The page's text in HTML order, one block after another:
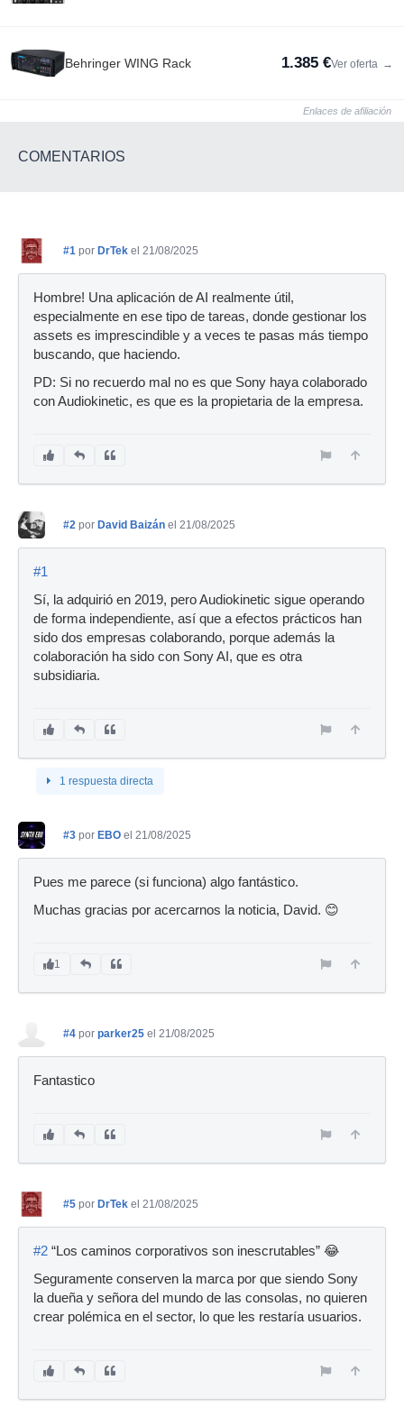
Behringer WING Rack 1.385 €Ver oferta →
Enlaces de afiliación
COMENTARIOS
#1 por DrTek el 21/08/2025
Hombre! Una aplicación de AI realmente útil,
especialmente en ese tipo de tareas, donde gestionar los
assets es imprescindible y a veces te pasas más tiempo
buscando, que haciendo.
PD: Si no recuerdo mal no es que Sony haya colaborado
con Audiokinetic, es que es la propietaria de la empresa.
#2 por David Baizán el 21/08/2025
#1
Sí, la adquirió en 2019, pero Audiokinetic sigue operando
de forma independiente, así que a efectos prácticos han
sido dos empresas colaborando, porque además la
colaboración ha sido con Sony AI, que es otra
subsidiaria.
1 respuesta directa
#3 por EBO el 21/08/2025
Pues me parece (si funciona) algo fantástico.
Muchas gracias por acercarnos la noticia, David. 😊
1
#4 por parker25 el 21/08/2025
Fantastico
#5 por DrTek el 21/08/2025
#2 “Los caminos corporativos son inescrutables” 😂
Seguramente conserven la marca por que siendo Sony
la dueña y señora del mundo de las consolas, no quieren
crear polémica en el sector, lo que les restaría usuarios.